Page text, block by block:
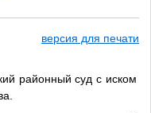
версия для печати
районный суд с иском